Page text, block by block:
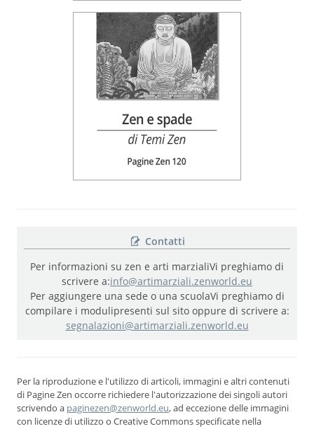
Contatti
Per informazioni su zen e arti marzialiVi preghiamo di
scrivere a:info@artimarziali.zenworld.eu
Per aggiungere una sede o una scuolaVi preghiamo di
compilare i modulipresenti sul sito oppure di scrivere a:
segnalazioni@artimarziali.zenworld.eu
Per la riproduzione e l'utilizzo di articoli, immagini e altri contenuti
di Pagine Zen occorre richiedere l'autorizzazione dei singoli autori
scrivendo a paginezen@zenworld.eu, ad eccezione delle immagini
con licenze di utilizzo o Creative Commons specificate nella